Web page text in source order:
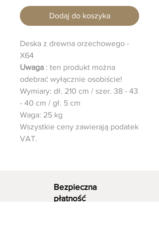
Dodaj do koszyka
Deska z drewna orzechowego -
X64
Uwaga : ten produkt można
odebrać wyłącznie osobiście!
Wymiary: dł. 210 cm / szer. 38 - 43
- 40 cm / gł. 5 cm
Waga: 25 kg
Wszystkie ceny zawierają podatek
VAT.
Bezpieczna
płatność